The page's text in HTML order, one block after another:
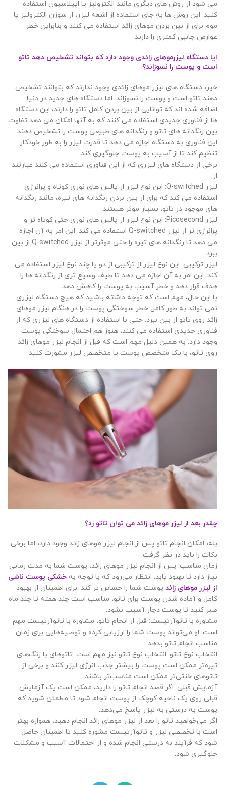
می شود از روش های دیگری مانند الکترولیز یا اپیلاسیون استفاده
کنید. این روش ها به جای استفاده از اشعه لیزر، از سوزن الکترولیز یا
موم برای از بین بردن موهای زائد استفاده می کنند و بنابراین خطر
عوارض جانبی کمتری را دارند.
ایا دستگاه لیزرموهای زائدی وجود دارد که بتواند تشخیص دهد تاتو
است و پوست را نسوزاند؟
خیر، دستگاه های لیزر موهای زائدی وجود ندارند که بتوانند تشخیص
دهند تاتو است و پوست را نسوزاند. اما دستگاه های جدید در دنیا
اضافه شده اند که توانایی از بین بردن کامل تاتو را دارند، این دستگاه
ها از فناوری جدیدی استفاده می کنند که به آنها امکان می دهد تفاوت
بین رنگدانه های تاتو و رنگدانه های طبیعی پوست را تشخیص دهند.
این فناوری به دستگاه اجازه می دهد تا قدرت لیزر را به طور خودکار
تنظیم کند تا از آسیب به پوست جلوگیری کند.
برخی از دستگاه های لیزری که از این فناوری استفاده می کنند عبارتند
از:
لیزر Q-switched: این نوع لیزر از پالس های نوری کوتاه و پرانرژی
استفاده می کند که برای از بین بردن رنگدانه های تیره، مانند رنگدانه
های موجود در تاتو، بسیار موثر هستند.
لیزر Picosecond: این نوع لیزر از پالس های نوری حتی کوتاه تر و
پرانرژی تر از لیزر Q-switched استفاده می کند. این امر به آن اجازه
می دهد تا رنگدانه های تیره را حتی موثرتر از لیزر Q-switched از بین
ببرد.
لیزر ترکیبی: این نوع لیزر از ترکیبی از دو یا چند نوع لیزر استفاده می
کند. این امر به آن اجازه می دهد تا طیف وسیع تری از رنگدانه ها را
هدف قرار دهد و خطر آسیب به پوست را کاهش دهد.
با این حال، مهم است که توجه داشته باشید که هیچ دستگاه لیزری
نمی تواند به طور کامل خطر سوختگی پوست را در هنگام لیزر موهای
زائد روی تاتو از بین ببرد. حتی با استفاده از دستگاه های لیزری که از
فناوری جدیدی استفاده می کنند، هنوز هم احتمال سوختگی پوست
وجود دارد. به همین دلیل مهم است که قبل از انجام لیزر موهای زائد
روی تاتو، با یک متخصص پوست یا متخصص لیزر مشورت کنید.
چقدر بعد از لیزر موهای زائد می توان تاتو زد؟
بله، امکان انجام تاتو پس از انجام لیزر موهای زائد وجود دارد، اما برخی
نکات را باید در نظر گرفت:
زمان مناسب: پس از انجام لیزر موهای زائد، پوست شما به مدت زمانی
نیاز دارد تا بهبود یابد. انتظار می‌رود که با توجه به خشکی پوست ناشی
از لیزر موهای زائد پوست شما را حساس تر کند. برای اطمینان از بهبود
کامل و آماده شدن پوست برای تاتو، مناسب است چند هفته تا چند ماه
صبر کنید تا پوست دچار آسیب نشود.
مشاوره با تاتوآرتیست: قبل از انجام تاتو، مشاوره با تاتوآرتیست مهم
است. او می‌تواند پوست شما را ارزیابی کرده و توصیه‌هایی برای زمان
مناسب انجام تاتو بدهد.
انتخاب نوع تاتو: انتخاب نوع تاتو نیز مهم است. تاتوهای با رنگ‌های
تیره‌تر ممکن است پوست را بیشتر جذب انرژی لیزر کنند و برخی از
تاتوهای خنثی‌تر ممکن است مناسب‌تر باشند.
آزمایش قبلی: اگر قصد انجام تاتو را دارید، ممکن است یک آزمایش
قبلی روی یک ناحیه کوچک از پوست انجام شود تا مطمئن شوید که
پوست به درستی به لیزر پاسخ می‌دهد.
اگر می‌خواهید تاتو را بعد از لیزر موهای زائد انجام دهید، همواره بهتر
است با تخصصی لیزر و تاتوآرتیست مشوره کنید تا اطمینان حاصل
شود که فرآیند به درستی انجام شده و از احتمالات آسیب و مشکلات
جلوگیری شود.